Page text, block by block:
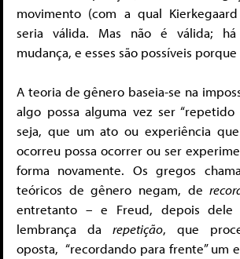
movimento (com a qual
seria válida. Mas não é válida; há
mudança, e esses são possíveis porque
A teoria de gênero baseia-se na
algo possa alguma vez ser “repetido
seja, que um ato ou experiência
ocorreu possa ocorrer ou ser
forma novamente. Os gregos
teóricos de gênero negam, de
entretanto – e Freud, depois
lembrança da repetição, que
oposta, “recordando para frente” um